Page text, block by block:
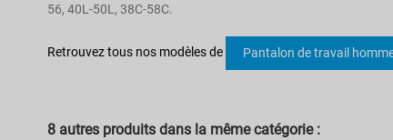
56, 40L-50L, 38C-58C.
Multirisque
Retrouvez tous nos modèles de
Pantalon de travail
8 autres produits dans la même catégorie :